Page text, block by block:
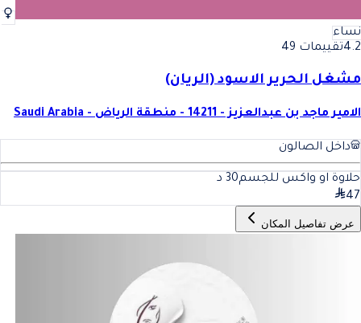
نساء
4.2تقييمات 49
مشغل الحرير الاسود (الريان)
الامير ماجد بن عبدالعزيز - 14211 - منطقة الرياض - Saudi Arabia
داخل الصالون
حلاوة او واكس للجسم30 د
47
عرض تفاصيل المكان